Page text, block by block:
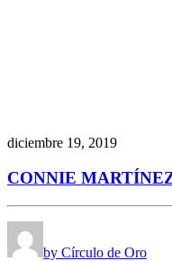
diciembre 19, 2019
CONNIE
by Círculo de Oro